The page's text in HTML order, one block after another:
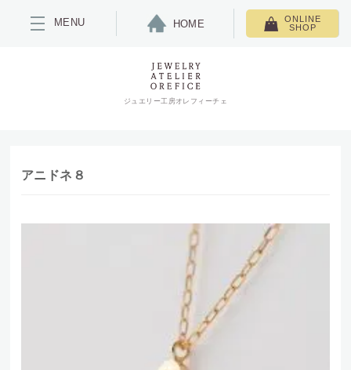
MENU HOME
ONLINE
SHOP
ジュエリー工房オレフィーチェ
アニドネ８